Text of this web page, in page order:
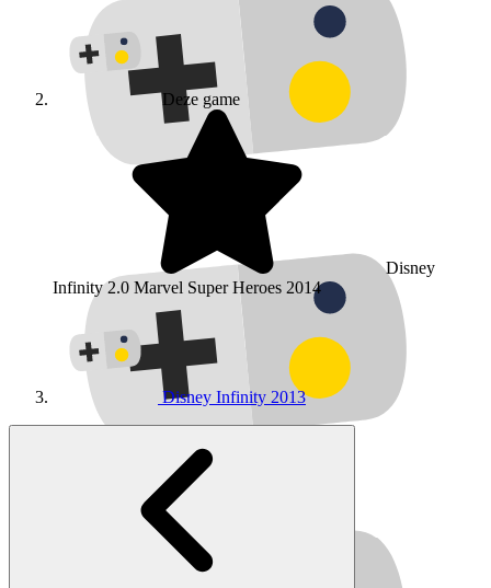
Deze game
Disney
Infinity 2.0 Marvel Super Heroes 2014
Disney Infinity 2013